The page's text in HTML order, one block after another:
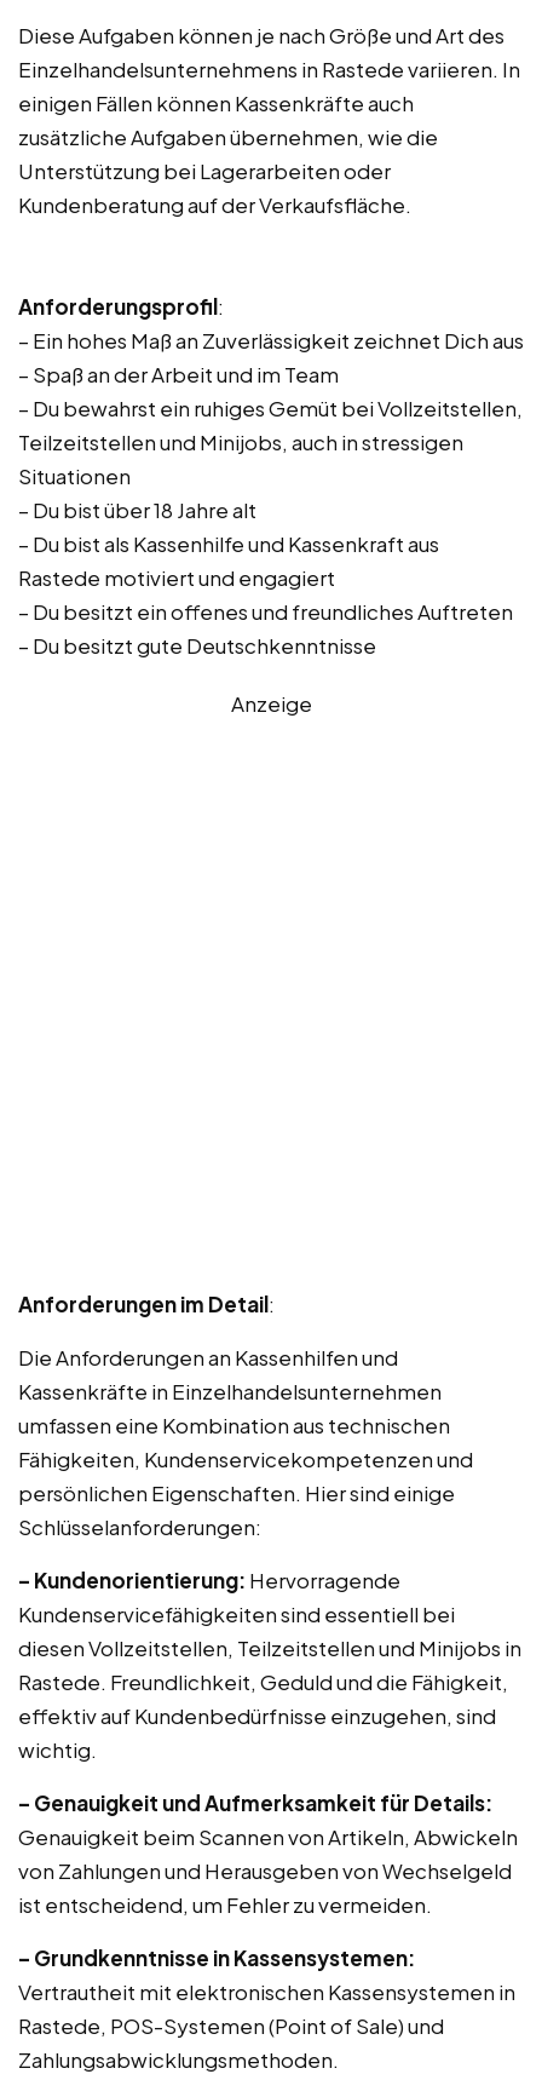
Diese Aufgaben können je nach Größe und Art des
Einzelhandelsunternehmens in Rastede variieren. In
einigen Fällen können Kassenkräfte auch
zusätzliche Aufgaben übernehmen, wie die
Unterstützung bei Lagerarbeiten oder
Kundenberatung auf der Verkaufsfläche.
Anforderungsprofil:
– Ein hohes Maß an Zuverlässigkeit zeichnet Dich aus
– Spaß an der Arbeit und im Team
– Du bewahrst ein ruhiges Gemüt bei Vollzeitstellen,
Teilzeitstellen und Minijobs, auch in stressigen
Situationen
– Du bist über 18 Jahre alt
– Du bist als Kassenhilfe und Kassenkraft aus
Rastede motiviert und engagiert
– Du besitzt ein offenes und freundliches Auftreten
– Du besitzt gute Deutschkenntnisse
Anzeige
Anforderungen im Detail:
Die Anforderungen an Kassenhilfen und
Kassenkräfte in Einzelhandelsunternehmen
umfassen eine Kombination aus technischen
Fähigkeiten, Kundenservicekompetenzen und
persönlichen Eigenschaften. Hier sind einige
Schlüsselanforderungen:
– Kundenorientierung: Hervorragende
Kundenservicefähigkeiten sind essentiell bei
diesen Vollzeitstellen, Teilzeitstellen und Minijobs in
Rastede. Freundlichkeit, Geduld und die Fähigkeit,
effektiv auf Kundenbedürfnisse einzugehen, sind
wichtig.
– Genauigkeit und Aufmerksamkeit für Details:
Genauigkeit beim Scannen von Artikeln, Abwickeln
von Zahlungen und Herausgeben von Wechselgeld
ist entscheidend, um Fehler zu vermeiden.
– Grundkenntnisse in Kassensystemen:
Vertrautheit mit elektronischen Kassensystemen in
Rastede, POS-Systemen (Point of Sale) und
Zahlungsabwicklungsmethoden.